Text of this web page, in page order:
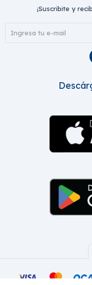
¡Suscribite y